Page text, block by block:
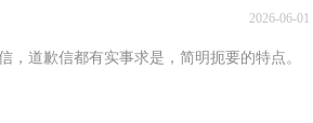
2026-06-01
道歉信都有实事求是，简明扼要的特点。